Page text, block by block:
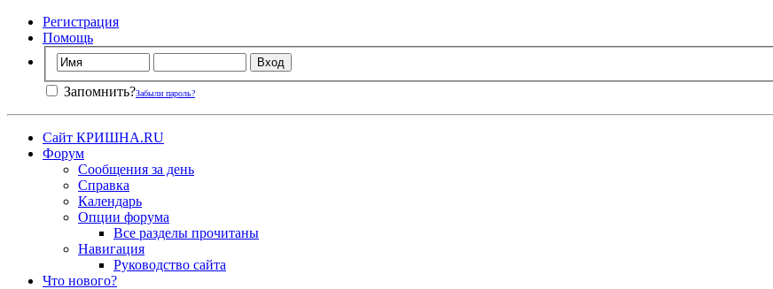
Регистрация
Помощь
Запомнить?Забыли пароль?
Сайт КРИШНА.RU
Форум
Сообщения за день
Справка
Календарь
Опции форума
Все разделы прочитаны
Навигация
Руководство сайта
Что нового?